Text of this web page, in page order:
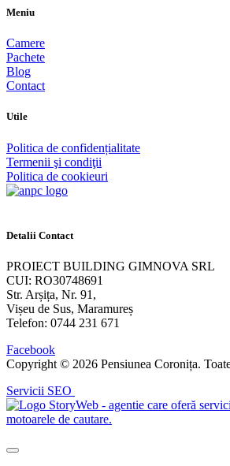
Meniu
Camere
Pachete
Blog
Contact
Utile
Politica de confidențialitate
Termenii şi condiţii
Politica de cookieuri
Detalii Contact
PROIECT BUILDING GIMNOVA SRL
CUI: RO30748691
Str. Arșița, Nr. 91,
Vișeu de Sus, Maramureș
Telefon: 0744 231 671
Facebook
Copyright © 2026 Pensiunea Coronița.
Servicii SEO